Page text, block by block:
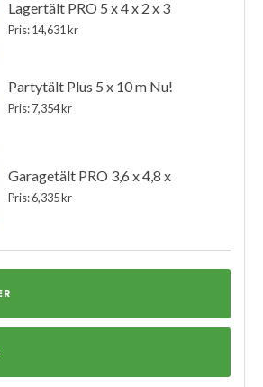
Lagertält PRO 5 x 4 x 2 x 3
Pris: 14,631 kr
Partytält Plus 5 x 10 m Nu!
Pris: 7,354 kr
Garagetält PRO 3,6 x 4,8 x
Pris: 6,335 kr